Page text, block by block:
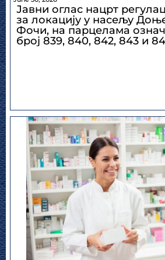
Јавни оглас нацрт
за локацију у насељу
Фочи, на парцелама
број 839, 840, 842, 843 и